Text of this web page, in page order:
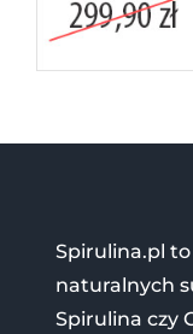
Spirulina.pl
naturalnych
Spirulina czy